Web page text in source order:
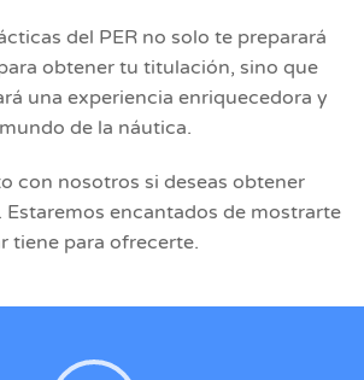
del PER no solo te preparará
obtener tu titulación, sino que
una experiencia enriquecedora y
de la náutica.
con nosotros si deseas obtener
encantados de mostrarte
tiene para ofrecerte.